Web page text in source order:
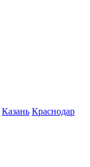
Казань Краснодар